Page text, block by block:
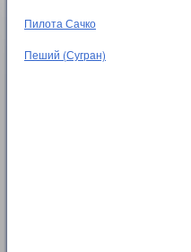
Пилота Сачко
Пеший (Сугран)